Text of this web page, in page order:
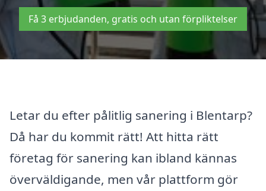
Få 3 erbjudanden, gratis och utan förpliktelser
Letar du efter pålitlig sanering i Blentarp?
Då har du kommit rätt! Att hitta rätt
företag för sanering kan ibland kännas
överväldigande, men vår plattform gör